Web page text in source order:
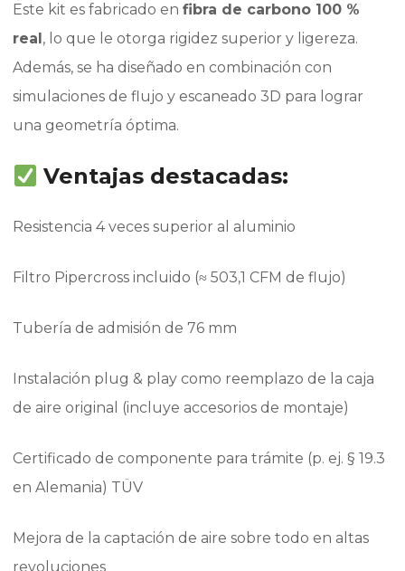
Este kit es fabricado en fibra de carbono 100 %
real , lo que le otorga rigidez superior y ligereza.
Además, se ha diseñado en combinación con
simulaciones de flujo y escaneado 3D para lograr
una geometría óptima.
Ventajas destacadas:
Resistencia 4 veces superior al aluminio
Filtro Pipercross incluido (≈ 503,1 CFM de flujo)
Tubería de admisión de 76 mm
Instalación plug & play como reemplazo de la caja
de aire original (incluye accesorios de montaje)
Certificado de componente para trámite (p. ej. § 19.3
en Alemania) TÜV
Mejora de la captación de aire sobre todo en altas
revoluciones